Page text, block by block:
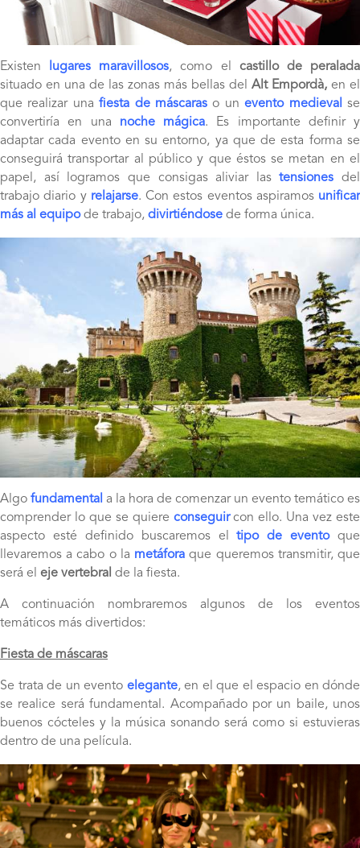
Existen lugares maravillosos, como el castillo de peralada
situado en una de las zonas más bellas del Alt Empordà, en el
que realizar unafiesta de máscaras o unevento medieval
se
convertiría en una noche mágica. Es importante definir y
adaptar cada evento en su entorno, ya que de esta forma se
conseguirá transportar al público y que éstos se metan en el
papel, así logramos que consigas aliviar lastensiones del
trabajo diario yrelajarse. Con estos eventos aspiramos unificar
más al equipode trabajo, divirtiéndose de forma única.
Algo fundamental a la hora de comenzar un evento temático es
comprender lo que se quiere conseguircon ello. Una vez este
aspecto esté definido buscaremos eltipo de eventoque
llevaremos a cabo o la metáfora que queremos transmitir, que
será el eje vertebral de la fiesta.
A continuación nombraremos algunos de los eventos
temáticos más divertidos:
Fiesta de máscaras
Se trata de un evento elegante, en el que el espacio en dónde
se realice será fundamental. Acompañado por un baile, unos
buenos cócteles y la música sonando será como si estuvieras
dentro de una película.